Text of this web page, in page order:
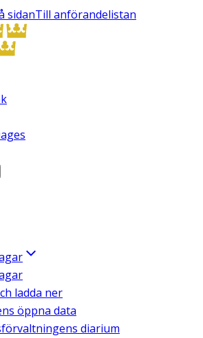
sidanTill anförandelistan
ladda ner
öppna data
diarium